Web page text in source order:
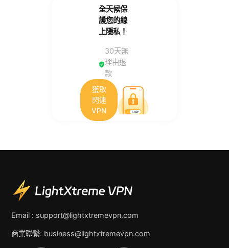
全天候保
護您的線
上隱私！
30天無
理由退
款
獲取
閃連
VPN
Email : support@lightxtremevpn.com
商業聯繫: business@lightxtremevpn.com